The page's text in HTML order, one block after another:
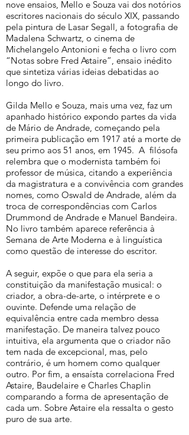
nove ensaios, Mello e Souza vai dos notórios
escritores nacionais do século XIX, passando
pela pintura de Lasar Segall, a fotografia de
Madalena Schwartz, o cinema de
Michelangelo Antonioni e fecha o livro com
“Notas sobre Fred Astaire”, ensaio inédito
que sintetiza várias ideias debatidas ao
longo do livro.
Gilda Mello e Souza, mais uma vez, faz um
apanhado histórico expondo partes da vida
de Mário de Andrade, começando pela
primeira publicação em 1917 até a morte de
seu primo aos 51 anos, em 1945. A filósofa
relembra que o modernista também foi
professor de música, citando a experiência
da magistratura e a convivência com grandes
nomes, como Oswald de Andrade, além da
troca de correspondências com Carlos
Drummond de Andrade e Manuel Bandeira.
No livro também aparece referência à
Semana de Arte Moderna e à linguística
como questão de interesse do escritor.
A seguir, expõe o que para ela seria a
constituição da manifestação musical: o
criador, a obra-de-arte, o intérprete e o
ouvinte. Defende uma relação de
equivalência entre cada membro dessa
manifestação. De maneira talvez pouco
intuitiva, ela argumenta que o criador não
tem nada de excepcional, mas, pelo
contrário, é um homem como qualquer
outro. Por fim, a ensaísta correlaciona Fred
Astaire, Baudelaire e Charles Chaplin
comparando a forma de apresentação de
cada um. Sobre Astaire ela ressalta o gesto
puro de sua arte.